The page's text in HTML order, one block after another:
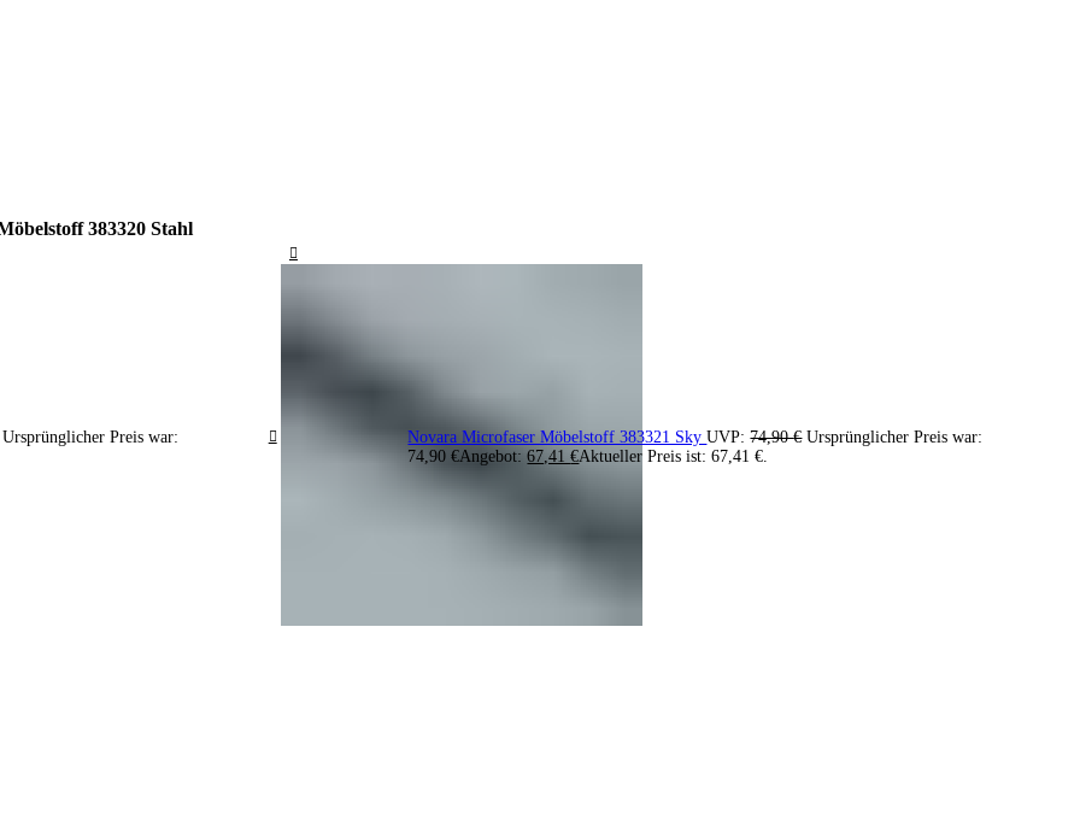
383320 Stahl
Ursprünglicher Preis war: Novara Microfaser Möbelstoff 383321 SkyUVP: 74,90€ Ursprünglicher Preis war:
74,90 €Angebot: 67,41€Aktueller Preis ist: 67,41 €.